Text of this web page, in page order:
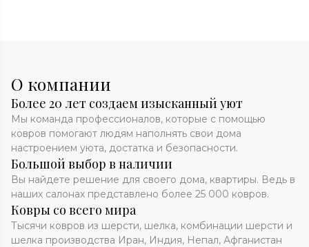
О компании
Более 20 лет создаем изысканный уют
Мы команда профессионалов, которые с помощью
ковров помогают людям наполнять свои дома
настроением уюта, достатка и безопасности.
Большой выбор в наличии
Вы найдете решение для своего дома, квартиры. Ведь в
наших салонах представлено более 25 000 ковров.
Ковры со всего мира
Тысячи ковров из шерсти, шелка, комбинации шерсти и
шелка производства Иран, Индия, Непал, Афганистан